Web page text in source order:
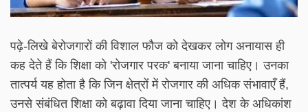
पढ़े-लिखे बेरोजगारों की विशाल फौज को देखकर लोग अनायास ही
कह देते हैं कि शिक्षा को 'रोजगार परक' बनाया जाना चाहिए। उनका
तात्पर्य यह होता है कि जिन क्षेत्रों में रोजगार की अधिक संभावाएँ हैं,
उनसे संबंधित शिक्षा को बढ़ावा दिया जाना चाहिए। देश के अधिकांश